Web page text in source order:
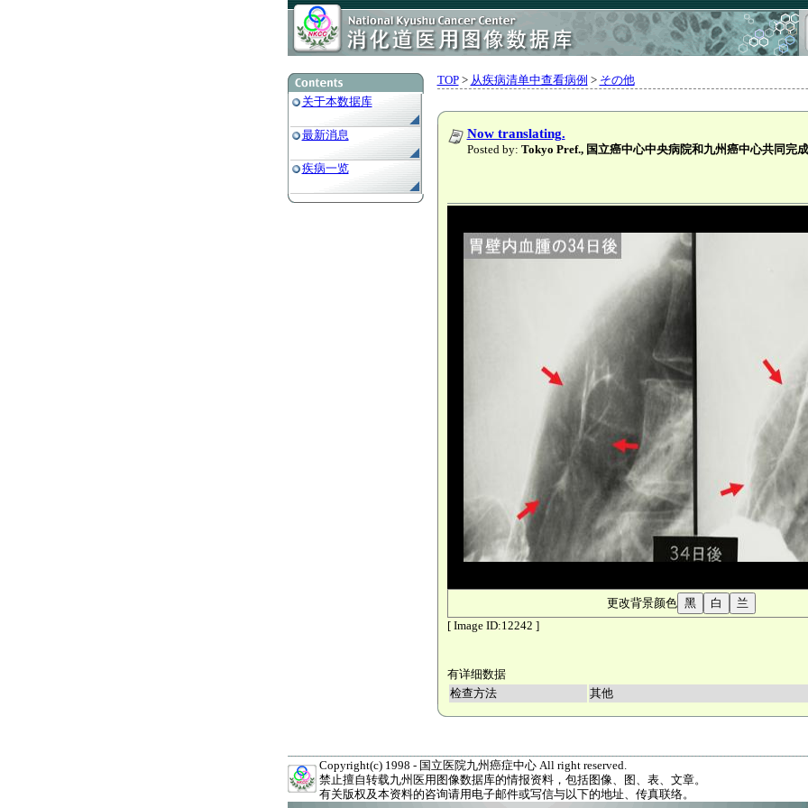
关于本数据库
最新消息
疾病一览
TOP> 从疾病清单中查看病例 > その他
Now translating.
Posted by: Tokyo Pref., 国立癌中心中央病院和九州癌中心共同完成
更改背景颜色
[ Image ID:12242 ]
有详细数据
检查方法
其他
Copyright(c) 1998 - 国立医院九州癌症中心 All right reserved.
禁止擅自转载九州医用图像数据库的情报资料，包括图像、图、表、文章。
有关版权及本资料的咨询请用电子邮件或写信与以下的地址、传真联络。